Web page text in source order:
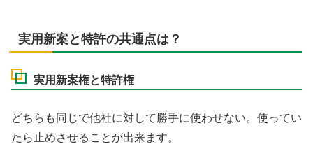
実用新案と特許の共通点は？
実用新案権と特許権
どちらも同じで他社に対して勝手に使わせない。使ってい
たら止めさせることが出来ます。